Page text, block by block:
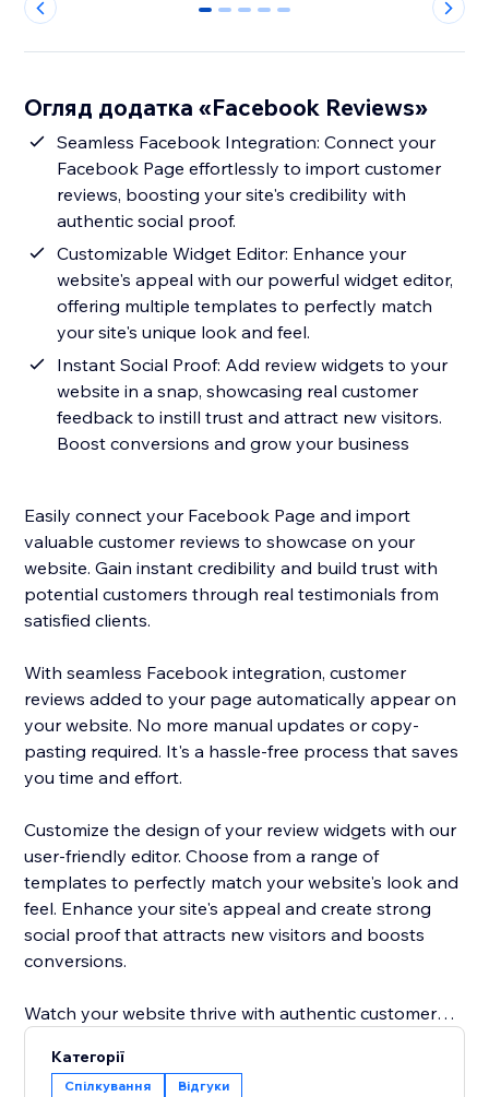
0 1 2 3 4
Огляд додатка «Facebook Reviews»
Seamless Facebook Integration: Connect your
Facebook Page effortlessly to import customer
reviews, boosting your site's credibility with
authentic social proof.
Customizable Widget Editor: Enhance your
website's appeal with our powerful widget editor,
offering multiple templates to perfectly match
your site's unique look and feel.
Instant Social Proof: Add review widgets to your
website in a snap, showcasing real customer
feedback to instill trust and attract new visitors.
Boost conversions and grow your business
Easily connect your Facebook Page and import
valuable customer reviews to showcase on your
website. Gain instant credibility and build trust with
potential customers through real testimonials from
satisfied clients.
With seamless Facebook integration, customer
reviews added to your page automatically appear on
your website. No more manual updates or copy-
pasting required. It's a hassle-free process that saves
you time and effort.
Customize the design of your review widgets with our
user-friendly editor. Choose from a range of
templates to perfectly match your website's look and
feel. Enhance your site's appeal and create strong
social proof that attracts new visitors and boosts
conversions.
Watch your website thrive with authentic customer
business.
Категорії
Спілкування Відгуки